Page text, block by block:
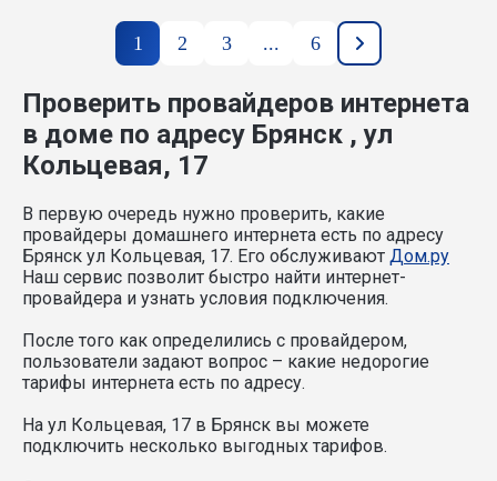
1 2 3 ... 6
Проверить провайдеров интернета
в доме по адресу Брянск , ул
Кольцевая, 17
В первую очередь нужно проверить, какие
провайдеры домашнего интернета есть по адресу
Брянск ул Кольцевая, 17. Его обслуживают Дом.ру
Наш сервис позволит быстро найти интернет-
провайдера и узнать условия подключения.
После того как определились с провайдером,
пользователи задают вопрос – какие недорогие
тарифы интернета есть по адресу.
На ул Кольцевая, 17 в Брянск вы можете
подключить несколько выгодных тарифов.